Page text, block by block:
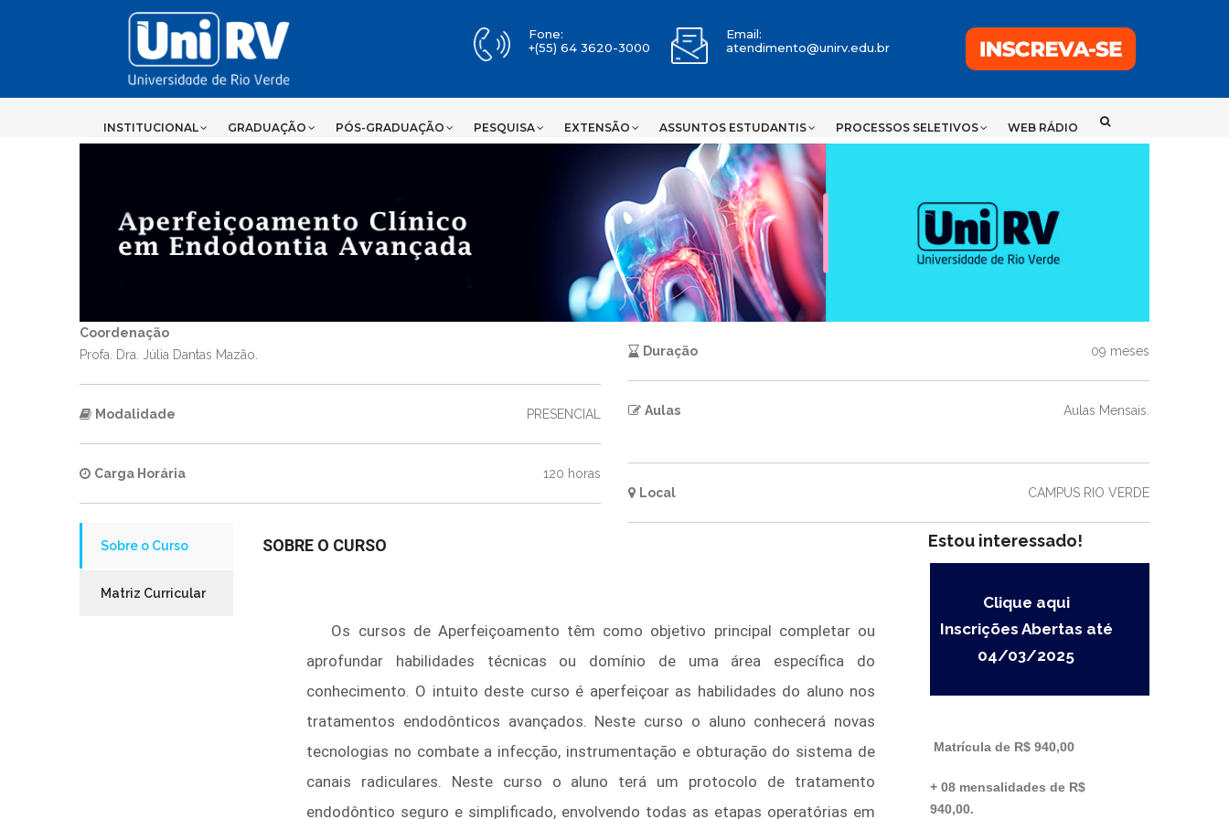
Coordenação
Profa. Dra. Júlia Dantas Mazão.
Modalidade PRESENCIAL
Carga Horária 120 horas
Duração 09 meses
Aulas Aulas Mensais.
Local CAMPUS RIO VERDE
Sobre o Curso
Matriz Curricular
SOBRE O CURSO
Os cursos de Aperfeiçoamento têm como objetivo principal completar ou
aprofundar habilidades técnicas ou domínio de uma área específica do
conhecimento. O intuito deste curso é aperfeiçoar as habilidades do aluno nos
tratamentos endodônticos avançados. Neste curso o aluno conhecerá novas
tecnologias no combate a infecção, instrumentação e obturação do sistema de
canais radiculares. Neste curso o aluno terá um protocolo de tratamento
endodôntico seguro e simplificado, envolvendo todas as etapas operatórias em
Estou interessado!
Clique aqui
Inscrições Abertas até
04/03/2025
Investimento
Matrícula de R$ 940,00
+ 08 mensalidades de R$
940,00.